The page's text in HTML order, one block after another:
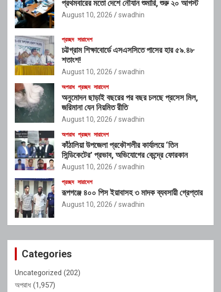
প্রথমবারের মতো দেশে নৌযান শুমারি, শুরু ২০ আগস্ট
August 10, 2026 swadhin
প্রচ্ছদ সারাদেশ
চট্টগ্রাম শিক্ষাবোর্ডে এসএসসিতে পাসের হার ৫৯.৪৮
শতাংশ!
August 10, 2026 swadhin
অপরাধ প্রচ্ছদ সারাদেশ
অনুমোদন ছাড়াই বছরের পর বছর চলছে প্রসেস মিল,
জরিমানা যেন নিয়মিত রীতি
August 10, 2026 swadhin
অপরাধ প্রচ্ছদ সারাদেশ
কাঁঠালিয়া উপজেলা প্রকৌশলীর কার্যালয়ে ‘তিন
সিন্ডিকেটের’ প্রভাব, অভিযোগের কেন্দ্রে ফোরকান
August 10, 2026 swadhin
প্রচ্ছদ সারাদেশ
রূপগঞ্জে ৪০০ পিস ইয়াবাসহ ৩ মাদক ব্যবসায়ী গ্রেপ্তার
August 10, 2026 swadhin
Categories
Uncategorized (202)
অপরাধ (1,957)